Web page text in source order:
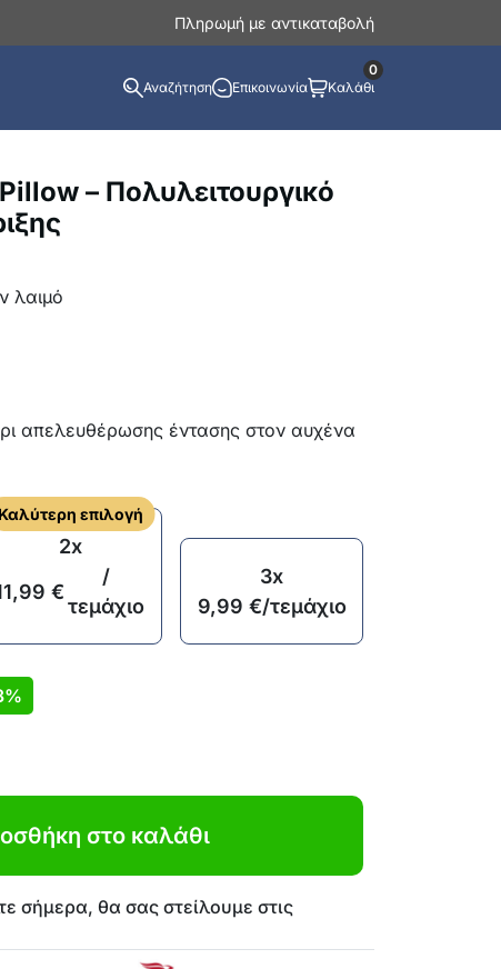
Πληρωμή με αντικαταβολή
Αναζήτηση Επικοινωνία Καλάθι
0
– Πολυλειτουργικό
λαιμό
απελευθέρωσης έντασης στον αυχένα
Καλύτερη επιλογή
2x
€
/
τεμάχιο
3x
9,99 €/τεμάχιο
στο καλάθι
σήμερα, θα σας στείλουμε στις